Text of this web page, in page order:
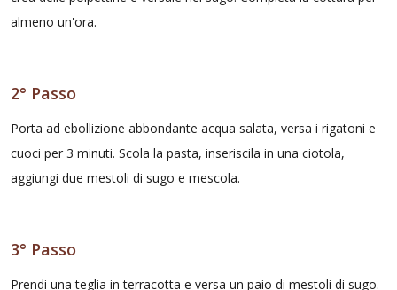
almeno un'ora.
2° Passo
Porta ad ebollizione abbondante acqua salata, versa i rigatoni e
cuoci per 3 minuti. Scola la pasta, inseriscila in una ciotola,
aggiungi due mestoli di sugo e mescola.
3° Passo
Prendi una teglia in terracotta e versa un paio di mestoli di sugo.